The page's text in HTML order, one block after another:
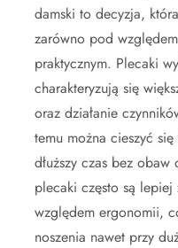
damski to decyzja,
zarówno pod
praktycznym. Plecaki
charakteryzują się
oraz działanie
temu można cieszyć
dłuższy czas bez
plecaki często są
względem ergonomii,
noszenia nawet przy